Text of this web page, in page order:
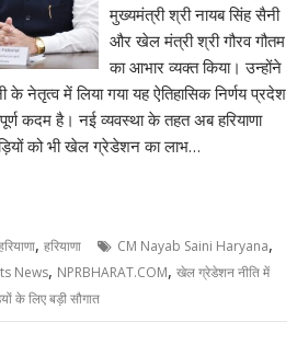
मुख्यमंत्री श्री नायब सिंह सैनी
और खेल मंत्री श्री गौरव गौतम
का आभार व्यक्त किया। उन्होंने
के नेतृत्व में लिया गया यह ऐतिहासिक निर्णय प्रदेश
कदम है। नई व्यवस्था के तहत अब हरियाणा
को भी खेल ग्रेडेशन का लाभ…
,हरियाणा CM Nayab Saini Haryana,
News, NPRBHARAT.COM,खेल ग्रेडेशन नीति में
के लिए बड़ी सौगात